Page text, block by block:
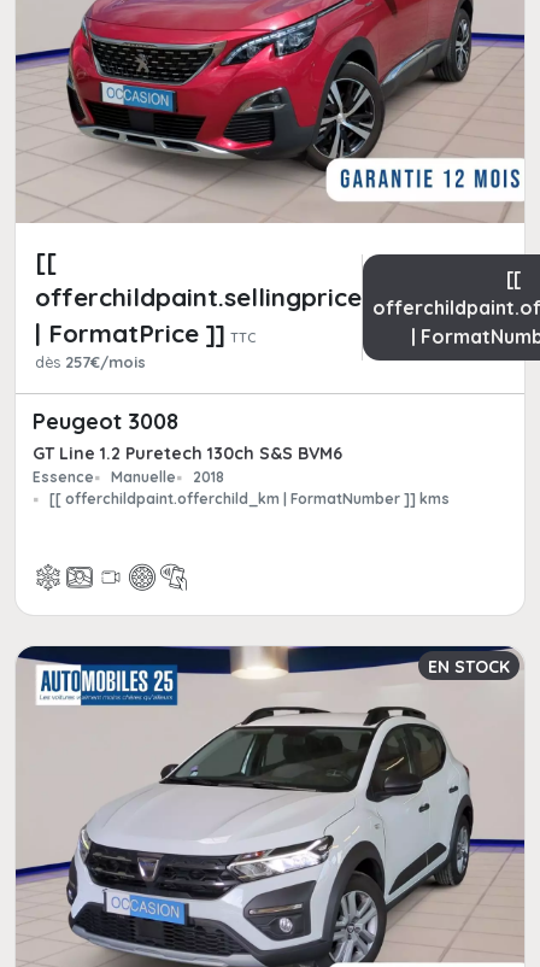
[[
offerchildpaint.sellingpricepart_ttc
| FormatPrice ]] TTC
dès 257€/mois
[[
|
Peugeot 3008
GT Line 1.2 Puretech 130ch S&S BVM6
Essence Manuelle
2018
[[ offerchildpaint.offerchild_km | FormatNumber ]] kms
EN STOCK